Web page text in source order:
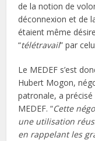
de la notion de
déconnexion et de
étaient même
“télétravail” par
Le MEDEF s’est
Hubert Mogon,
patronale, a
MEDEF. “Cette
une utilisation
en rappelant les